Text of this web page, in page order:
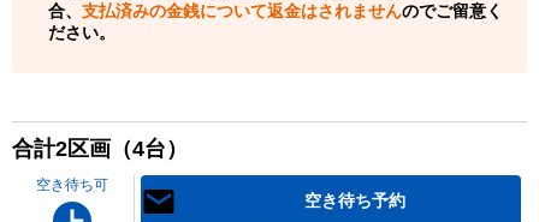
合、 支払済みの金銭について返金はされませんのでご留意く
ださい。
合計2区画（4台）
空き待ち可
空き待ち予約